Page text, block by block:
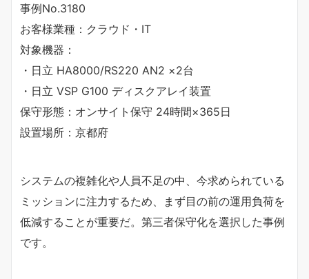
事例No.3180
お客様業種：クラウド・IT
対象機器：
・日立 HA8000/RS220 AN2 ×2台
・日立 VSP G100 ディスクアレイ装置
保守形態：オンサイト保守 24時間×365日
設置場所：京都府
システムの複雑化や人員不足の中、今求められている
ミッションに注力するため、まず目の前の運用負荷を
低減することが重要だ。第三者保守化を選択した事例
です。